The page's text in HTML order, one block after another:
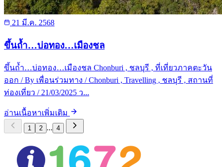
21 มี.ค. 2568
ขึ้นถ้ำ…บ่อทอง…เมืองชล
ขึ้นถ้ำ…บ่อทอง…เมืองชล Chonburi , ชลบุรี , ที่เที่ยวภาคตะวัน
ออก / By เพื่อนร่วมทาง / Chonburi , Travelling , ชลบุรี , สถานที่
ท่องเที่ยว / 21/03/2025 ว...
อ่านเนื้อหาเพิ่มเติม
1 2 ... 4